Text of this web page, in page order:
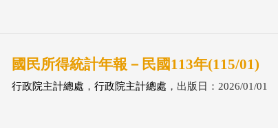
國民所得統計年報－民國113年(115/01)
行政院主計總處 ， 行政院主計總處 ，出版日：2026/01/01